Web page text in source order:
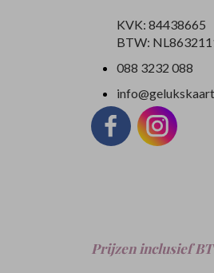
KVK: 84438665
BTW:
088 3232 088
Prijzen inclusief